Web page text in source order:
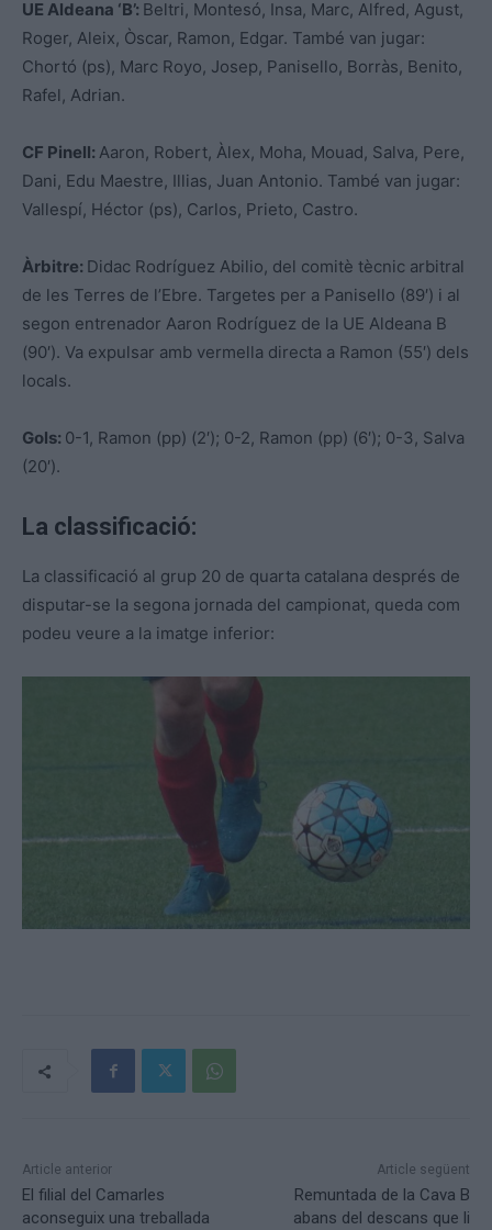
UE Aldeana ‘B’: Beltri, Montesó, Insa, Marc, Alfred, Agust,
Roger, Aleix, Òscar, Ramon, Edgar. També van jugar:
Chortó (ps), Marc Royo, Josep, Panisello, Borràs, Benito,
Rafel, Adrian.
CF Pinell: Aaron, Robert, Àlex, Moha, Mouad, Salva, Pere,
Dani, Edu Maestre, Illias, Juan Antonio. També van jugar:
Vallespí, Héctor (ps), Carlos, Prieto, Castro.
Àrbitre: Didac Rodríguez Abilio, del comitè tècnic arbitral
de les Terres de l’Ebre. Targetes per a Panisello (89′) i al
segon entrenador Aaron Rodríguez de la UE Aldeana B
(90′). Va expulsar amb vermella directa a Ramon (55′) dels
locals.
Gols: 0-1, Ramon (pp) (2′); 0-2, Ramon (pp) (6′); 0-3, Salva
(20′).
La classificació:
La classificació al grup 20 de quarta catalana després de
disputar-se la segona jornada del campionat, queda com
podeu veure a la imatge inferior:
Article anterior
El filial del Camarles
aconseguix una treballada
Article següent
Remuntada de la Cava B
abans del descans que li